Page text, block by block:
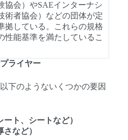
協会）やSAEインターナシ
術者協会）などの団体が定
拠している。これらの規格
性能基準を満たしているこ
ライヤー
下のようないくつかの要因
ト、シートなど）
など）